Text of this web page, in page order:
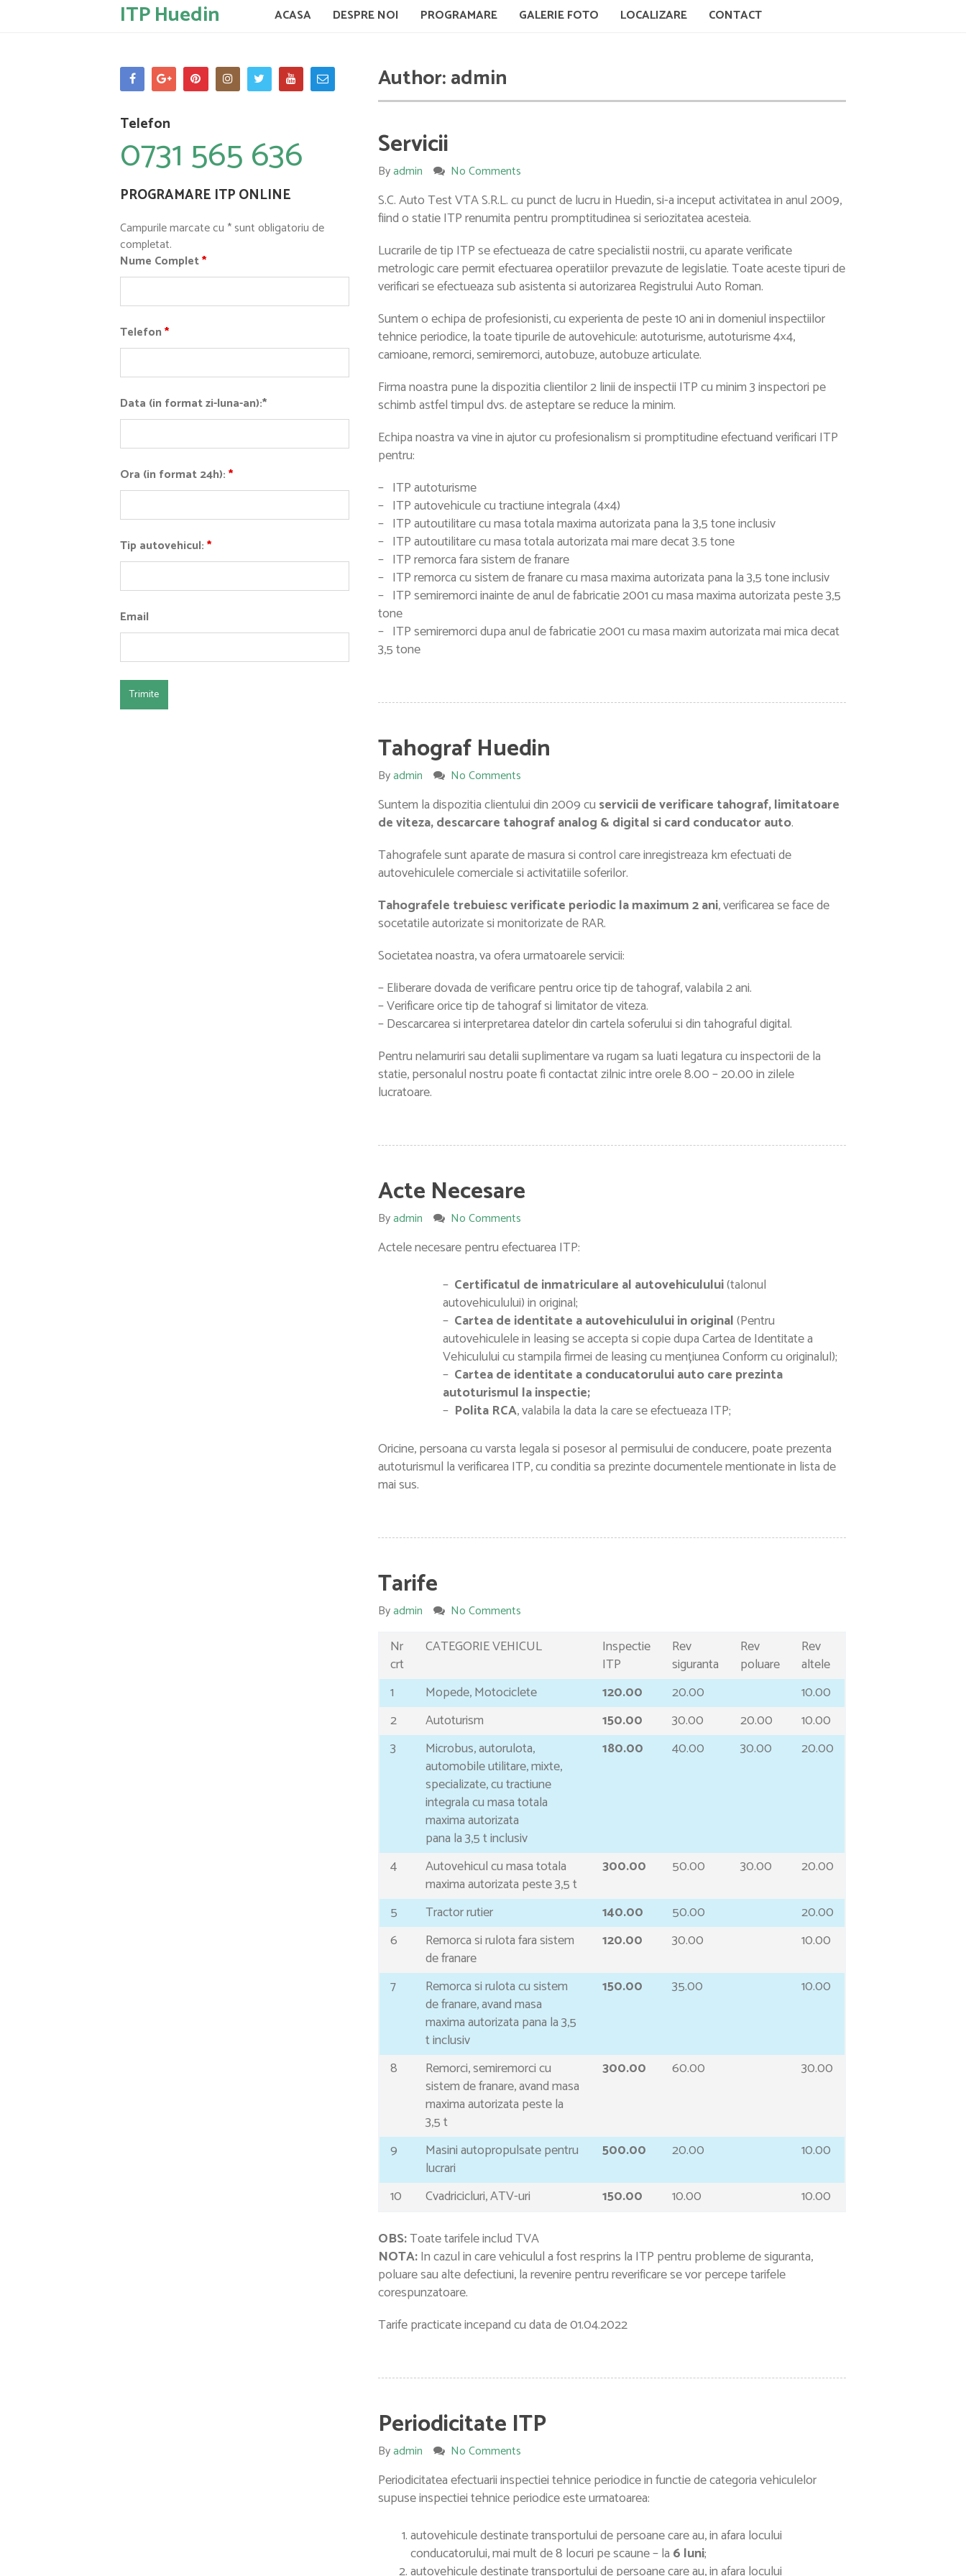
ITP Huedin ACASA DESPRE NOI PROGRAMARE GALERIE FOTO LOCALIZARE CONTACT
Author:admin
Servicii
Byadmin No Comments
S.C. Auto Test VTA S.R.L. cu punct de lucru in Huedin, si-a inceput activitatea in anul 2009,
fiind o statie ITP renumita pentru promptitudinea si seriozitatea acesteia.
Lucrarile de tip ITP se efectueaza de catre specialistii nostrii, cu aparate verificate
metrologic care permit efectuarea operatiilor prevazute de legislatie. Toate aceste tipuri de
verificari se efectueaza sub asistenta si autorizarea Registrului Auto Roman.
Suntem o echipa de profesionisti, cu experienta de peste 10 ani in domeniul inspectiilor
tehnice periodice, la toate tipurile de autovehicule: autoturisme, autoturisme 4×4,
camioane, remorci, semiremorci, autobuze, autobuze articulate.
Firma noastra pune la dispozitia clientilor 2 linii de inspectii ITP cu minim 3 inspectori pe
schimb astfel timpul dvs. de asteptare se reduce la minim.
Echipa noastra va vine in ajutor cu profesionalism si promptitudine efectuand verificari ITP
pentru:
– ITP autoturisme
– ITP autovehicule cu tractiune integrala (4×4)
– ITP autoutilitare cu masa totala maxima autorizata pana la 3,5 tone inclusiv
– ITP autoutilitare cu masa totala autorizata mai mare decat 3.5 tone
– ITP remorca fara sistem de franare
– ITP remorca cu sistem de franare cu masa maxima autorizata pana la 3,5 tone inclusiv
– ITP semiremorci inainte de anul de fabricatie 2001 cu masa maxima autorizata peste 3,5
tone
– ITP semiremorci dupa anul de fabricatie 2001 cu masa maxim autorizata mai mica decat
3,5 tone
Tahograf Huedin
Byadmin No Comments
Suntem la dispozitia clientului din 2009 cu servicii de verificare tahograf, limitatoare
de viteza, descarcare tahograf analog & digital si card conducator auto.
Tahografele sunt aparate de masura si control care inregistreaza km efectuati de
autovehiculele comerciale si activitatiile soferilor.
Tahografele trebuiesc verificate periodic la maximum 2 ani, verificarea se face de
socetatile autorizate si monitorizate de RAR.
Societatea noastra, va ofera urmatoarele servicii:
– Eliberare dovada de verificare pentru orice tip de tahograf, valabila 2 ani.
– Verificare orice tip de tahograf si limitator de viteza.
– Descarcarea si interpretarea datelor din cartela soferului si din tahograful digital.
Pentru nelamuriri sau detalii suplimentare va rugam sa luati legatura cu inspectorii de la
statie, personalul nostru poate fi contactat zilnic intre orele 8.00 – 20.00 in zilele
lucratoare.
Acte Necesare
Byadmin No Comments
Actele necesare pentru efectuarea ITP:
– Certificatul de inmatriculare al autovehiculului(talonul
autovehiculului) in original;
– Cartea de identitate a autovehiculului in original(Pentru
autovehiculele in leasing se accepta si copie dupa Cartea de Identitate a
Vehiculului cu stampila firmei de leasing cu mențiunea Conform cu originalul);
– Cartea de identitate a conducatorului auto care prezinta
autoturismul la inspectie;
– Polita RCA, valabila la data la care se efectueaza ITP;
Oricine, persoana cu varsta legala si posesor al permisului de conducere, poate prezenta
autoturismul la verificarea ITP, cu conditia sa prezinte documentele mentionate in lista de
mai sus.
Tarife
Byadmin No Comments
Nr
crt
CATEGORIE VEHICUL
Inspectie
ITP
Rev
siguranta
Rev
poluare
Rev
altele
1
Mopede, Motociclete 120.00 20.00
10.00
2
Autoturism 150.00 30.00 20.00
10.00
3
Microbus, autorulota,
automobile utilitare, mixte,
specializate, cu tractiune
integrala cu masa totala
maxima autorizata
pana la 3,5 t inclusiv
180.00 40.00 30.00 20.00
4
Autovehicul cu masa totala
maxima autorizata peste 3,5 t
300.00 50.00 30.00 20.00
5 Tractor rutier 140.00 50.00
20.00
6
Remorca si rulota fara sistem
de franare
120.00 30.00 10.00
7
Remorca si rulota cu sistem
de franare, avand masa
maxima autorizata pana la 3,5
t inclusiv
150.00 35.00 10.00
8
Remorci, semiremorci cu
sistem de franare, avand masa
maxima autorizata peste la
3,5 t
300.00 60.00 30.00
9
Masini autopropulsate pentru
lucrari
500.00 20.00 10.00
10 Cvadricicluri, ATV-uri 150.00 10.00
10.00
OBS:Toate tarifele includ TVA
NOTA:In cazul in care vehiculul a fost resprins la ITP pentru probleme de siguranta,
poluare sau alte defectiuni, la revenire pentru reverificare se vor percepe tarifele
corespunzatoare.
Tarife practicate incepand cu data de 01.04.2022
Periodicitate ITP
Byadmin No Comments
Periodicitatea efectuarii inspectiei tehnice periodice in functie de categoria vehiculelor
supuse inspectiei tehnice periodice este urmatoarea:
autovehicule destinate transportului de persoane care au, in afara locului
conducatorului, mai mult de 8 locuri pe scaune – la 6 luni;
Telefon
0731 565 636
PROGRAMARE ITP ONLINE
Campurile marcate cu * sunt obligatoriu de
completat.
Nume Complet*
Telefon*
Data (in format zi-luna-an):*
Ora (in format 24h):*
Tip autovehicul:*
Email